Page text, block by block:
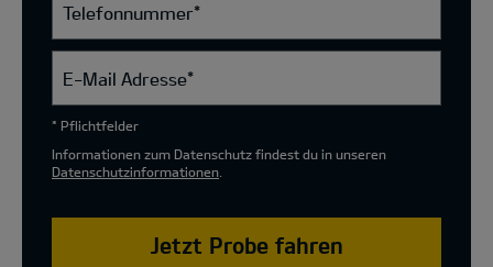
Telefonnummer*
E-Mail Adresse*
* Pflichtfelder
Informationen zum Datenschutz findest du in unseren
Datenschutzinformationen
Jetzt Probe fahren